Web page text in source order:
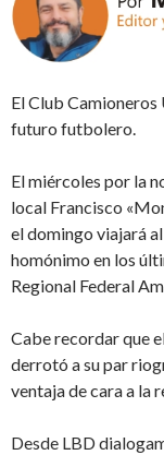
El Club Camioneros
futuro futbolero.
El miércoles por la
local Francisco
el domingo viajará
homónimo en los
Regional Federal
Cabe recordar que
derrotó a su par
ventaja de cara a la
Desde LBD